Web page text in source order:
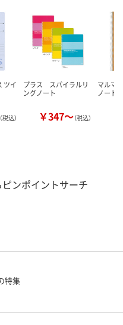
ツイ
（税込）
プラス スパイラルリ
ングノート
￥347～（税込）
マルマ
ノート
ピンポイントサーチ
特集